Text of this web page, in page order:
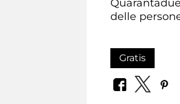
delle
Gratis